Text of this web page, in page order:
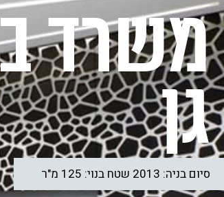
משרד
גן
סיום בניה: 2013 שטח בנוי: 125 מ"ר